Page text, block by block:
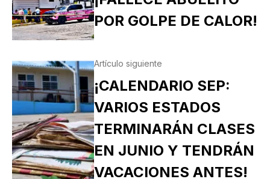
POR GOLPE DE CALOR!
Artículo siguiente
¡CALENDARIO SEP:
VARIOS ESTADOS
TERMINARÁN CLASES
EN JUNIO Y TENDRÁN
VACACIONES ANTES!